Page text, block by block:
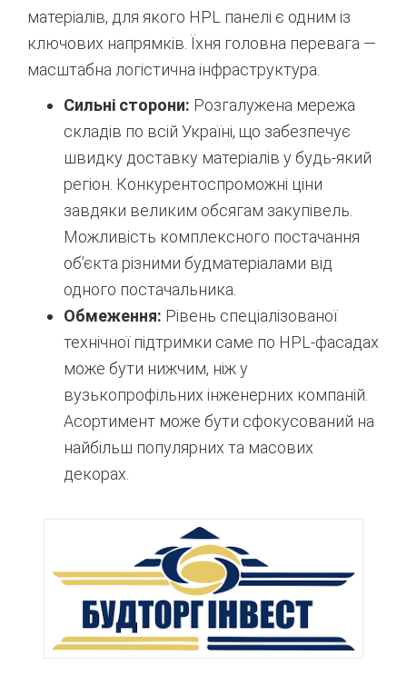
матеріалів, для якого HPL панелі є одним із
ключових напрямків. Їхня головна перевага —
масштабна логістична інфраструктура.
Сильні сторони: Розгалужена мережа
складів по всій Україні, що забезпечує
швидку доставку матеріалів у будь-який
регіон. Конкурентоспроможні ціни
завдяки великим обсягам закупівель.
Можливість комплексного постачання
об’єкта різними будматеріалами від
одного постачальника.
Обмеження: Рівень спеціалізованої
технічної підтримки саме по HPL-фасадах
може бути нижчим, ніж у
вузькопрофільних інженерних компаній.
Асортимент може бути сфокусований на
найбільш популярних та масових
декорах.